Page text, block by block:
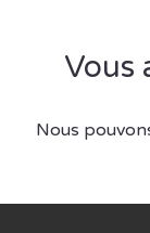
Vous
Nous